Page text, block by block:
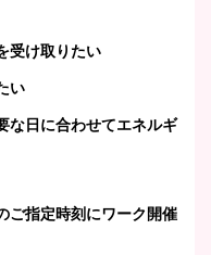
受け取りたい
い
な日に合わせてエネルギ
ご指定時刻にワーク開催